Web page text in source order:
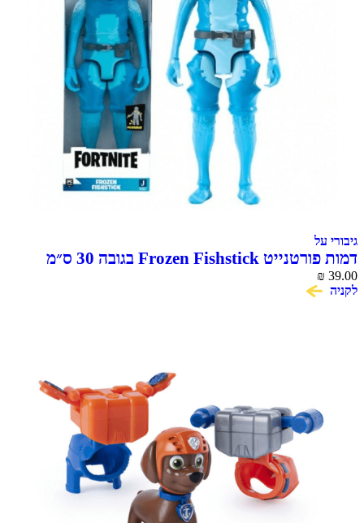
גיבורי על
דמות פורטנייט Frozen Fishstick בגובה 30 ס״מ
Victory Series
₪ 39.00
לקניה